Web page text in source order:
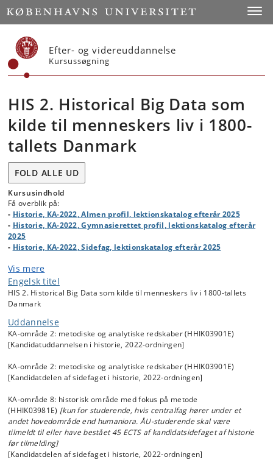
Start
Efter- og videreuddannelse
Kursussøgning
HIS 2. Historical Big Data som
kilde til menneskers liv i 1800-
tallets Danmark
FOLD ALLE UD
Kursusindhold
Få overblik på:
- Historie, KA-2022, Almen profil, lektionskatalog efterår 2025
- Historie, KA-2022, Gymnasierettet profil, lektionskatalog efterår
2025
- Historie, KA-2022, Sidefag, lektionskatalog efterår 2025
HIS 2. Historical Big Data som kilde til menneskers liv i 1800-
tallets Danmark
I løbet af 1800-tallet ændrede menneskers liv sig radikalt i Danmark:
Dødeligheden faldt, befolkningen voksede eksplosivt, og
på. Samtidig har vi et væld af kilder til alle 1800-tallets danskere, som
nu er tilgængelige som store digitale datasæt (historical big data).
store ændringer såvel på samfundsplan som helt tæt på enkelte
menneskers levede liv.
Vi arbejder hovedsageligt med praktiske øvelser, der kombinerer
kvalitative og kvantitative digitale metoder, men kurset vil også
indeholde læsning om det danske samfund i perioden, fordi historisk
kontekst er en forudsætning for at kunne stille relevante
forskningsspørgsmål og reflektere kritisk over vores data.
Vis mere
Engelsk titel
HIS 2. Historical Big Data som kilde til menneskers liv i 1800-tallets
Danmark
Uddannelse
KA-område 2: metodiske og analytiske redskaber (HHIK03901E)
[Kandidatuddannelsen i historie, 2022-ordningen]
KA-område 2: metodiske og analytiske redskaber (HHIK03901E)
[Kandidatdelen af sidefaget i historie, 2022-ordningen]
KA-område 8: historisk område med fokus på metode
(HHIK03981E) [kun for studerende, hvis centralfag hører under et
andet hovedområde end humaniora. ÅU-studerende skal være
tilmeldt til eller have bestået 45 ECTS af kandidatsidefaget af historie
før tilmelding]
[Kandidatdelen af sidefaget i historie, 2022-ordningen]